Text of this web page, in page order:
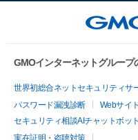
GMOインターネットグルー
世界初総合ネットセキュリティサ
パスワード漏洩診断
Webサイ
セキュリティ相談AIチャットボット
実在証明・盗聴対策